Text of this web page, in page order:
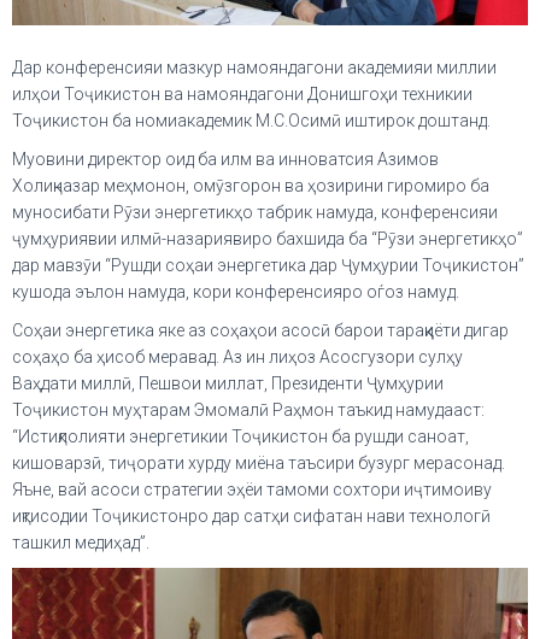
Дар конференсияи мазкур намояндагони академияи миллии
илҳои Тоҷикистон ва намояндагони Донишгоҳи техникии
Тоҷикистон ба номиакадемик М.С.Осимӣ иштирок доштанд.
Муовини директор оид ба илм ва инноватсия Азимов
Холиқназар меҳмонон, омӯзгорон ва ҳозирини гиромиро ба
муносибати Рӯзи энергетикҳо табрик намуда, конференсияи
ҷумҳуриявии илмӣ-назариявиро бахшида ба “Рӯзи энергетикҳо”
дар мавзӯи “Рушди соҳаи энергетика дар Ҷумҳурии Тоҷикистон”
кушода эълон намуда, кори конференсияро оѓоз намуд.
Соҳаи энергетика яке аз соҳаҳои асосӣ барои тараққиёти дигар
соҳаҳо ба ҳисоб меравад. Аз ин лиҳоз Асосгузори сулҳу
Ваҳдати миллӣ, Пешвои миллат, Президенти Ҷумҳурии
Тоҷикистон муҳтарам Эмомалӣ Раҳмон таъкид намудааст:
“Истиқлолияти энергетикии Тоҷикистон ба рушди саноат,
кишоварзӣ, тиҷорати хурду миёна таъсири бузург мерасонад.
Яъне, вай асоси стратегии эҳёи тамоми сохтори иҷтимоиву
иқтисодии Тоҷикистонро дар сатҳи сифатан нави технологӣ
ташкил медиҳад”.